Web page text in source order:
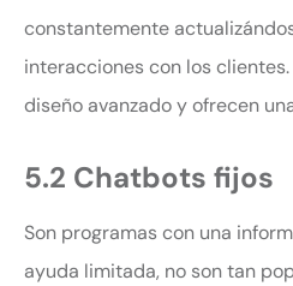
constantemente
interacciones con los
diseño avanzado y ofrecen
5.2 Chatbots fijos
Son programas con una
ayuda limitada, no son tan